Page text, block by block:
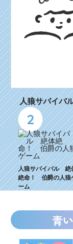
人狼サバイバ
2
人狼サバイバル 絶
絶命！ 伯爵の人狼
ーム
青